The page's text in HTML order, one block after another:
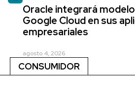
Oracle integrará
Google Cloud en sus
empresariales
agosto 4, 2026
CONSUMIDOR